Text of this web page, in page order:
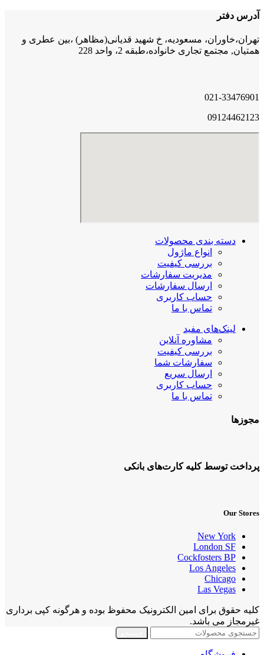
آدرس دفتر
تهران،خاوران، مسعودیه، خ شهید قدیانی(مظاهر) ،بین عطری و
همتیان, مجتمع تجاری خانواده،طبقه 2، واحد 228
021-33476901
09124462123
دسته بندی محصولات
انواع ماژول
بررسی کیفیت
مدیریت سفارشات
ارسال سفارشات
حساب کاربری
تماس با ما
لینک‌های مفید
مشاوره آنلاین
بررسی کیفیت
سفارشات شما
ارسال سریع
حساب کاربری
تماس با ما
مجوزها
پرداخت توسط کلیه کارت‌های بانکی
Our Stores
New York
London SF
Cockfosters BP
Los Angeles
Chicago
Las Vegas
کلیه حقوق برای امین الکترونیک محفوظ بوده و هرگونه کپی برداری
غیرمجاز می باشد.